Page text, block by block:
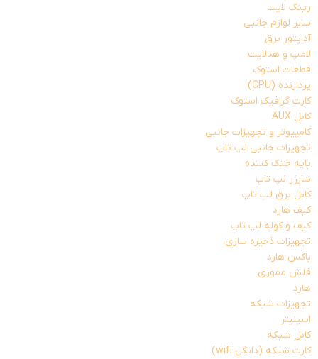
رینگ لایت
سایر لوازم جانبی
آداپتور برق
لامپ و هدلایت
قطعات استوک
پردازنده (CPU)
کارت گرافیک استوک
کابل AUX
کامپیوتر و تجهیزات جانبی
تجهیزات جانبی لپ تاپ
پایه خنک کننده
شارژر لپ تاپ
کابل برق لپ تاپ
کیف هارد
کیف و کوله لپ تاپ
تجهیزات ذخیره سازی
باکس هارد
فلش مموری
هارد
تجهیزات شبکه
اسپلیتر
کابل شبکه
کارت شبکه (دانگل wifi)